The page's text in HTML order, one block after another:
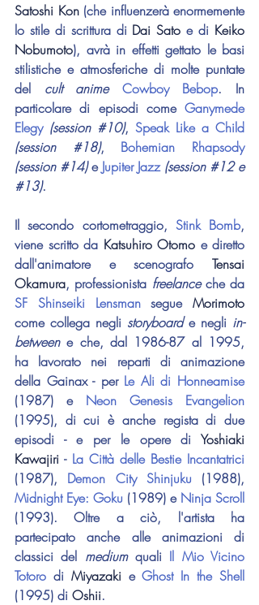
Satoshi Kon (che influenzerà enormemente
lo stile di scrittura di Dai Sato e di Keiko
Nobumoto), avrà in effetti gettato le basi
stilistiche e atmosferiche di molte puntate
del cult anime Cowboy Bebop. In
particolare di episodi come Ganymede
Elegy (session #10), Speak Like a Child
(session
#18), Bohemian Rhapsody
(session #14) e Jupiter Jazz (session #12 e
#13).
Il secondo cortometraggio, Stink Bomb,
viene scritto da Katsuhiro Otomo e diretto
dall'animatore e scenografo Tensai
Okamura, professionista freelance
SF Shinseiki Lensman segue Morimoto
come collega negli storyboard e negli in-
between e che, dal 1986-87 al 1995,
ha lavorato nei reparti di animazione
della Gainax - per Le Ali di Honneamise
(1987) e Neon Genesis Evangelion
(1995), di cui è anche regista di due
episodi - e per le opere di Yoshiaki
Kawajiri - La Città delle Bestie Incantatrici
(1987), Demon City Shinjuku
Midnight Eye: Goku (1989) e Ninja Scroll
(1993). Oltre a ciò, l'artista ha
partecipato anche alle animazioni di
classici del medium quali Il Mio Vicino
Totoro di Miyazaki e Ghost In the Shell
(1995) di Oshii.